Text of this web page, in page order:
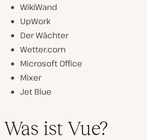
WikiWand
UpWork
Der Wächter
Wetter.com
Microsoft Office
Mixer
Jet Blue
Was ist Vue?